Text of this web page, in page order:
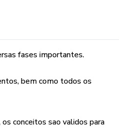
foi planejado.
fases importantes.
bem como todos os
conceitos sao validos para